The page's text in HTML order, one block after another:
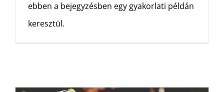
ebben a bejegyzésben egy gyakorlati példán
keresztül.